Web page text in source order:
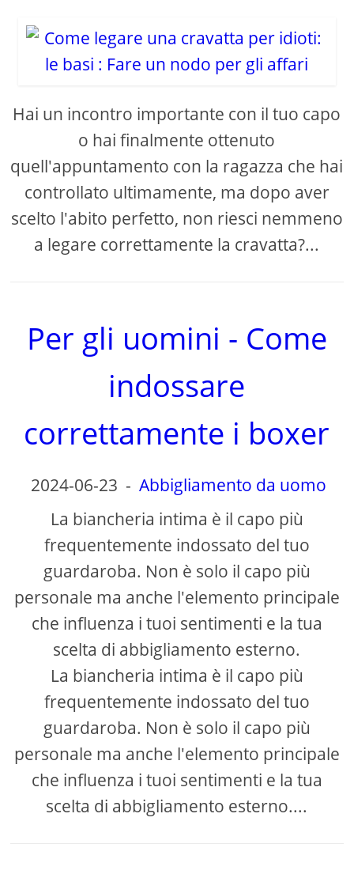
Hai un incontro importante con il tuo capo
o hai finalmente ottenuto
quell'appuntamento con la ragazza che hai
controllato ultimamente, ma dopo aver
scelto l'abito perfetto, non riesci nemmeno
a legare correttamente la cravatta?...
Per gli uomini - Come
indossare
correttamente i boxer
2024-06-23 -Abbigliamento da uomo
La biancheria intima è il capo più
frequentemente indossato del tuo
guardaroba. Non è solo il capo più
personale ma anche l'elemento principale
che influenza i tuoi sentimenti e la tua
scelta di abbigliamento esterno.
La biancheria intima è il capo più
frequentemente indossato del tuo
guardaroba. Non è solo il capo più
personale ma anche l'elemento principale
che influenza i tuoi sentimenti e la tua
scelta di abbigliamento esterno....